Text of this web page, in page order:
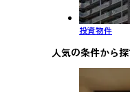
投資物件
人気の条件から